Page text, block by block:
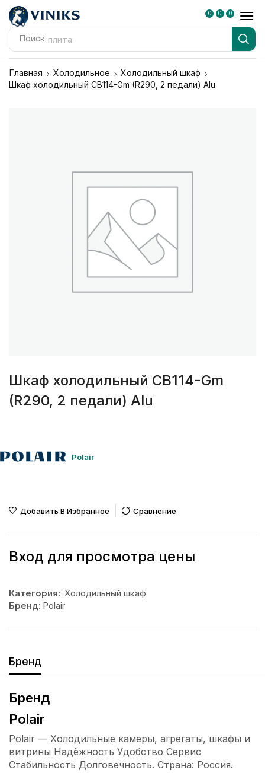
Поиск плита
0 0 0
Главная Холодильное
Холодильный шкаф
Шкаф холодильный CB114-Gm (R290, 2 педали) Alu
Шкаф холодильный CB114-Gm
(R290, 2 педали) Alu
Polair
Добавить В Избранное Сравнение
Вход для просмотра цены
Категория: Холодильный шкаф
Бренд: Polair
Бренд
Бренд
Polair
Polair — Холодильные камеры, агрегаты, шкафы и
витрины Надёжность Удобство Сервис
Стабильность Долговечность. Страна: Россия.